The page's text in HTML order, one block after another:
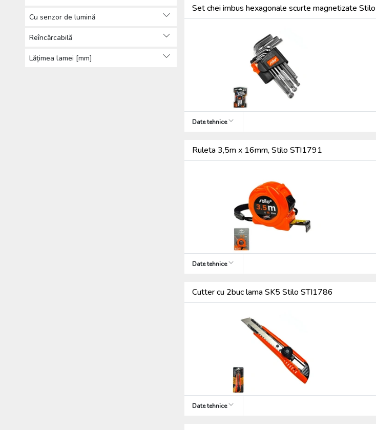
Cu senzor de lumină
Reîncărcabilă
Lățimea lamei [mm]
Set chei imbus hexagonale scurte magnetizate
Date tehnice
Ruleta 3,5m x 16mm, Stilo STI1791
Date tehnice
Cutter cu 2buc lama SK5 Stilo STI1786
Date tehnice